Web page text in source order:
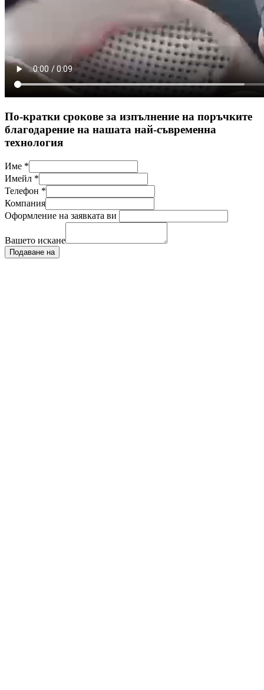
По-кратки срокове за изпълнение на поръчките
благодарение на нашата най-съвременна
технология
Име *
Имейл *
Телефон *
Компания
Оформление на заявката ви
Вашето искане
Подаване на